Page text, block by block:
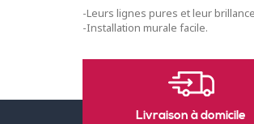
-Leurs lignes pures et leur
-Installation murale facile.
Livraison à domicile